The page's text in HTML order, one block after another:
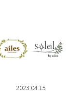
2023.04.15